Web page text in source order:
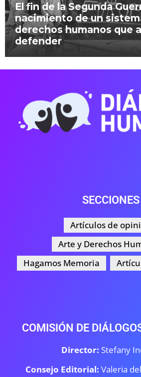
El fin de la Segunda
nacimiento de un
derechos humanos que
defender
SECCIONES
Artículos de
Arte y Derechos
Hagamos Memoria
COMISIÓN DE
Director: Stefany
Consejo Editorial: Valeria